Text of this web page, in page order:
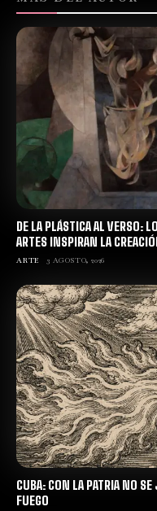
DE LA PLÁSTICA AL VERSO:
ARTES INSPIRAN LA
ARTE 3 AGOSTO, 2026
CUBA: CON LA PATRIA NO
FUEGO